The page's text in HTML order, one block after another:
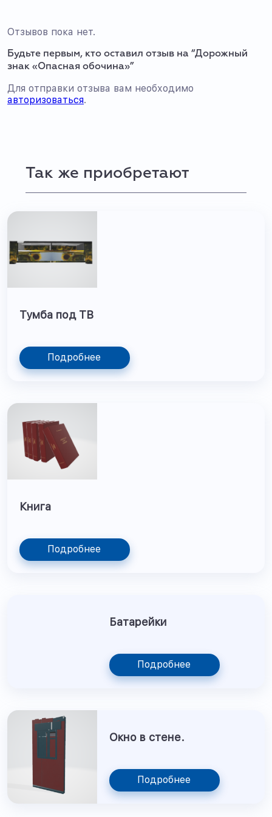
Отзывов пока нет.
Будьте первым, кто оставил отзыв на “Дорожный
знак «Опасная обочина»”
Для отправки отзыва вам необходимо
авторизоваться.
Так же приобретают
Тумба под ТВ
Подробнее
Книга
Подробнее
Батарейки
Подробнее
Окно в стене.
Подробнее